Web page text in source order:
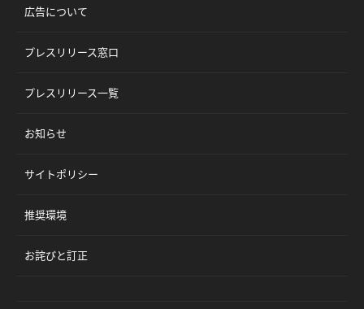
広告について
プレスリリース窓口
プレスリリース一覧
お知らせ
サイトポリシー
推奨環境
お詫びと訂正